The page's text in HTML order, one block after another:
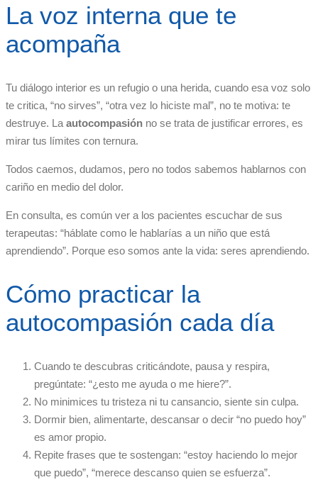
La voz interna que te
acompaña
Tu diálogo interior es un refugio o una herida, cuando esa voz solo
te critica, “no sirves”, “otra vez lo hiciste mal”, no te motiva: te
destruye. La autocompasión no se trata de justificar errores, es
mirar tus límites con ternura.
Todos caemos, dudamos, pero no todos sabemos hablarnos con
cariño en medio del dolor.
En consulta, es común ver a los pacientes escuchar de sus
terapeutas: “háblate como le hablarías a un niño que está
aprendiendo”. Porque eso somos ante la vida: seres aprendiendo.
Cómo practicar la
autocompasión cada día
Cuando te descubras criticándote, pausa y respira,
pregúntate: “¿esto me ayuda o me hiere?”.
No minimices tu tristeza ni tu cansancio, siente sin culpa.
Dormir bien, alimentarte, descansar o decir “no puedo hoy”
es amor propio.
Repite frases que te sostengan: “estoy haciendo lo mejor
que puedo”, “merece descanso quien se esfuerza”.